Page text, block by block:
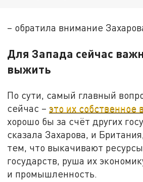
– обратила внимание
Для Запада сейчас
выжить
По сути, самый главный
сейчас –это их собственное
хорошо бы за счёт других
сказала Захарова, и
тем, что выкачивают
государств, руша их
и промышленность.